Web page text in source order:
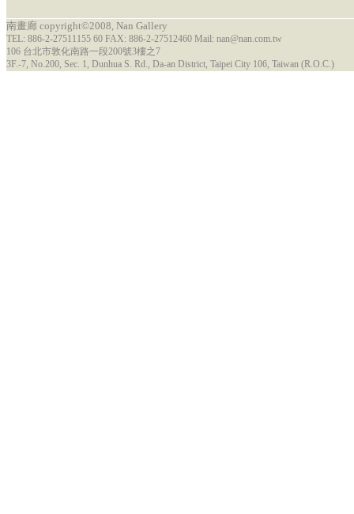
南畫廊 copyright©2008, Nan Gallery
TEL: 886-2-27511155 60 FAX: 886-2-27512460 Mail: nan@nan.com.tw
106 台北市敦化南路一段200號3樓之7
3F.-7, No.200, Sec. 1, Dunhua S. Rd., Da-an District, Taipei City 106, Taiwan (R.O.C.)